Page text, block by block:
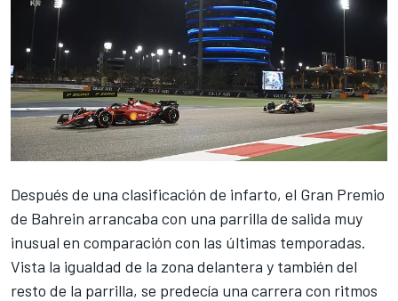
Después de una clasificación de infarto, el Gran Premio
de Bahrein arrancaba con una parrilla de salida muy
inusual en comparación con las últimas temporadas.
Vista la igualdad de la zona delantera y también del
resto de la parrilla, se predecía una carrera con ritmos